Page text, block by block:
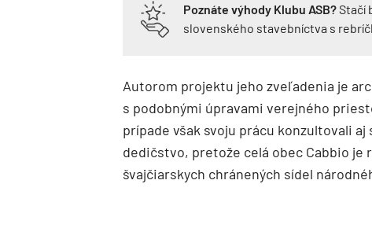
Poznáte výhody Klubu ASB?Stačí
slovenského stavebníctva s
Autorom projektu jeho zveľadenia je
s podobnými úpravami verejného
prípade však svoju prácu konzultovali
dedičstvo, pretože celá obec Cabbio
švajčiarskych chránených sídel